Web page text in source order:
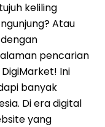
keliling
Atau
pencarian
Ini
banyak
Di era digital
yang